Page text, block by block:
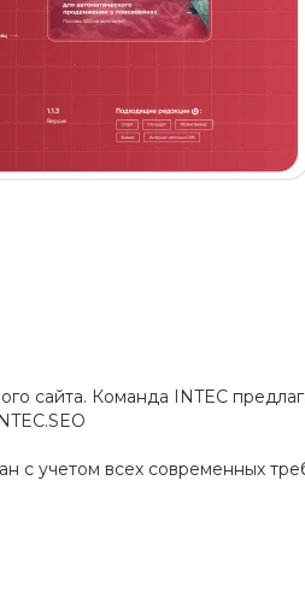
сайта. Команда INTEC
с учетом всех современных